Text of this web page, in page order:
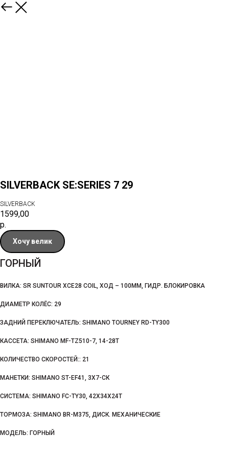
SILVERBACK SE:SERIES 7 29
SILVERBACK
1599,00
р.
Хочу велик
ГОРНЫЙ
ВИЛКА: SR SUNTOUR XCE28 COIL, ХОД – 100ММ, ГИДР. БЛОКИРОВКА
ДИАМЕТР КОЛЁС: 29
ЗАДНИЙ ПЕРЕКЛЮЧАТЕЛЬ: SHIMANO TOURNEY RD-TY300
КАССЕТА: SHIMANO MF-TZ510-7, 14-28Т
КОЛИЧЕСТВО СКОРОСТЕЙ:: 21
МАНЕТКИ: SHIMANO ST-EF41, 3Х7-СК
СИСТЕМА: SHIMANO FC-TY30, 42X34X24T
ТОРМОЗА: SHIMANO BR-M375, ДИСК. МЕХАНИЧЕСКИЕ
МОДЕЛЬ: ГОРНЫЙ